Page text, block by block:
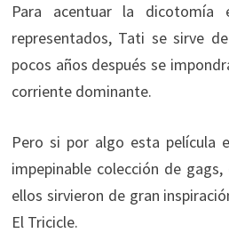
Para acentuar la dicotomía
representados, Tati se sirve
pocos años después se
corriente dominante.
Pero si por algo esta película
impepinable colección de
ellos sirvieron de gran
El Tricicle.